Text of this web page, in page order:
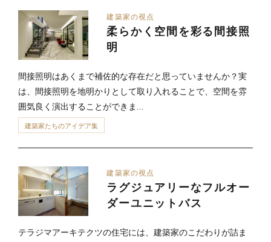
建築家の視点
柔らかく空間を彩る間接照
明
間接照明はあくまで補佐的な存在だと思っていませんか？実
は、間接照明を地明かりとして取り入れることで、空間を雰
囲気良く演出することができま...
建築家たちのアイデア集
建築家の視点
ラグジュアリーなフルオー
ダーユニットバス
テラジマアーキテクツの住宅には、建築家のこだわりが詰ま